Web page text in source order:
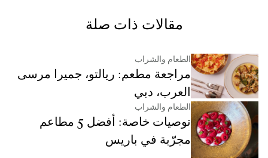
مقالات ذات صلة
الطعام والشراب
مراجعة مطعم: ريالتو، جميرا مرسى
العرب، دبي
الطعام والشراب
توصيات خاصة: أفضل 5 مطاعم
مجرّبة في باريس